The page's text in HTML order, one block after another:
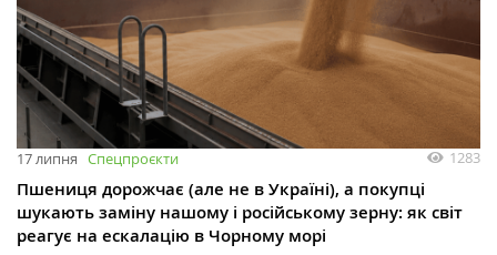
17 липня Спецпроєкти 1283
Пшениця дорожчає (але не в Україні), а покупці
шукають заміну нашому і російському зерну: як світ
реагує на ескалацію в Чорному морі